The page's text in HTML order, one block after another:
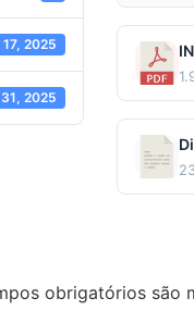
2025
2025
obrigatórios são